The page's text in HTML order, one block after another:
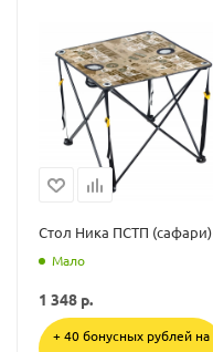
Стол Ника ПСТП (сафари)
Мало
1 348 р.
+ 40 бонусных рублей на